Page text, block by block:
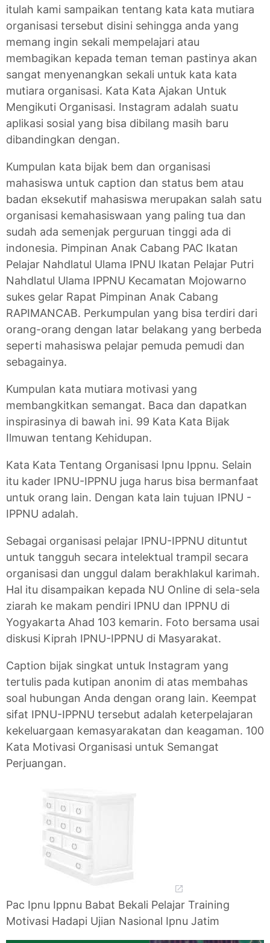
itulah kami sampaikan tentang kata kata mutiara
organisasi tersebut disini sehingga anda yang
memang ingin sekali mempelajari atau
membagikan kepada teman teman pastinya akan
sangat menyenangkan sekali untuk kata kata
mutiara organisasi. Kata Kata Ajakan Untuk
Mengikuti Organisasi. Instagram adalah suatu
aplikasi sosial yang bisa dibilang masih baru
dibandingkan dengan.
Kumpulan kata bijak bem dan organisasi
mahasiswa untuk caption dan status bem atau
badan eksekutif mahasiswa merupakan salah satu
organisasi kemahasiswaan yang paling tua dan
sudah ada semenjak perguruan tinggi ada di
indonesia. Pimpinan Anak Cabang PAC Ikatan
Pelajar Nahdlatul Ulama IPNU Ikatan Pelajar Putri
Nahdlatul Ulama IPPNU Kecamatan Mojowarno
sukes gelar Rapat Pimpinan Anak Cabang
RAPIMANCAB. Perkumpulan yang bisa terdiri dari
orang-orang dengan latar belakang yang berbeda
seperti mahasiswa pelajar pemuda pemudi dan
sebagainya.
Kumpulan kata mutiara motivasi yang
membangkitkan semangat. Baca dan dapatkan
inspirasinya di bawah ini. 99 Kata Kata Bijak
Ilmuwan tentang Kehidupan.
Kata Kata Tentang Organisasi Ipnu Ippnu. Selain
itu kader IPNU-IPPNU juga harus bisa bermanfaat
untuk orang lain. Dengan kata lain tujuan IPNU -
IPPNU adalah.
Sebagai organisasi pelajar IPNU-IPPNU dituntut
untuk tangguh secara intelektual trampil secara
organisasi dan unggul dalam berakhlakul karimah.
Hal itu disampaikan kepada NU Online di sela-sela
ziarah ke makam pendiri IPNU dan IPPNU di
Yogyakarta Ahad 103 kemarin. Foto bersama usai
diskusi Kiprah IPNU-IPPNU di Masyarakat.
Caption bijak singkat untuk Instagram yang
tertulis pada kutipan anonim di atas membahas
soal hubungan Anda dengan orang lain. Keempat
sifat IPNU-IPPNU tersebut adalah keterpelajaran
kekeluargaan kemasyarakatan dan keagaman. 100
Kata Motivasi Organisasi untuk Semangat
Perjuangan.
Pac Ipnu Ippnu Babat Bekali Pelajar Training
Motivasi Hadapi Ujian Nasional Ipnu Jatim